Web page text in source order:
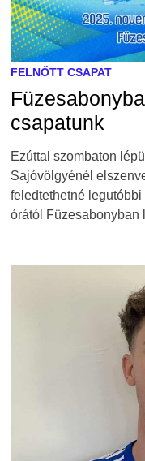
FELNŐTT CSAPAT
csapatunk
Ezúttal szombaton
Sajóvölgyénél
feledtethetné
órától